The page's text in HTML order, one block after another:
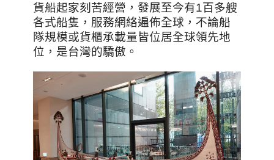
貨船起家刻苦經營，發展至今有1百多艘
各式船隻，服務網絡遍佈全球，不論船
隊規模或貨櫃承載量皆位居全球領先地
位，是台灣的驕傲。